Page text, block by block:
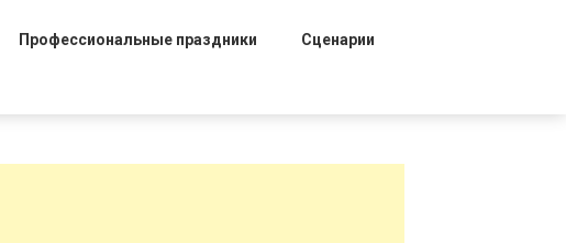
Профессиональные праздники Сценарии